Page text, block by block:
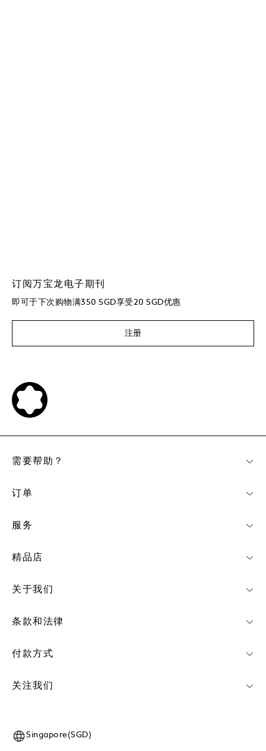
订阅万宝龙电子期刊
即可于下次购物满350 SGD享受20 SGD优惠
注册
付款方式
关注我们
需要帮助？
订单
服务
精品店
关于我们
条款和法律
Singapore(SGD)